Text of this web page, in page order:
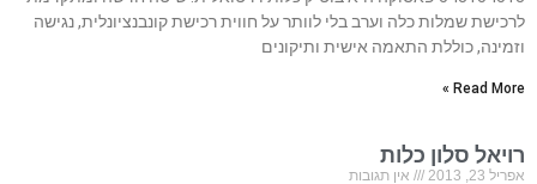
לרכישת שמלות כלה וערב בלי לוותר על חווית רכישת קונבנציונלית, נגישה
וזמינה, כוללת התאמה אישית ותיקונים
Read More »
רויאל סלון כלות
אפריל 23, 2013 אין תגובות